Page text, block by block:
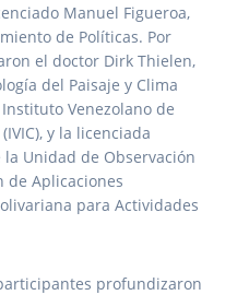
Manuel Figueroa,
de Políticas. Por
el doctor Dirk Thielen,
del Paisaje y Clima
Venezolano de
y la licenciada
la Unidad de Observación
de Aplicaciones
para Actividades
profundizaron